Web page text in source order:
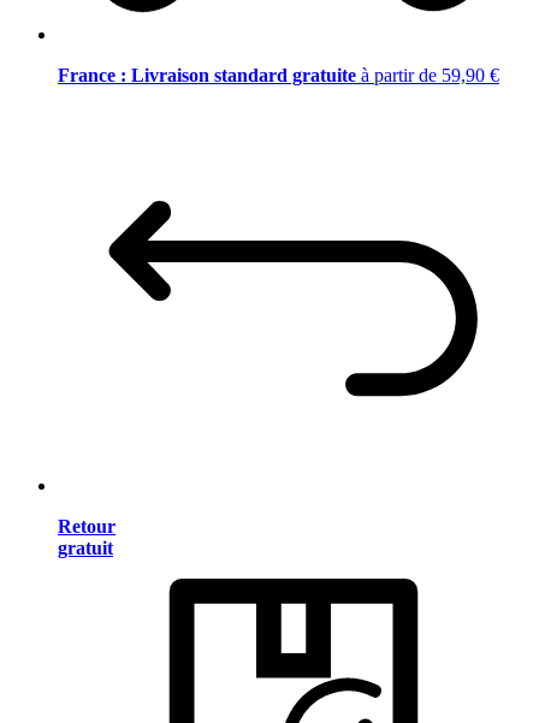
France : Livraison standard gratuite à partir de 59,90 €
Retour
gratuit